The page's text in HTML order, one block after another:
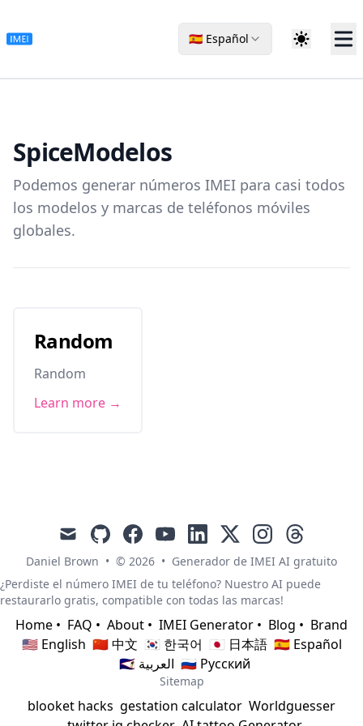
🇪🇸 Español
SpiceModelos
Podemos generar números IMEI para casi todos
los modelos y marcas de teléfonos móviles
globales.
Random
Random
Learn more →
mail githubfacebookyoutubelinkedin
x instagramthreads
Daniel Brown • © 2026 • Generador de IMEI AI gratuito
¿Perdiste el número IMEI de tu teléfono? Nuestro AI puede
restaurarlo gratis, compatible con todas las marcas!
Home • FAQ • About • IMEI Generator • Blog • Brand
🇺🇸 English 🇨🇳 中文 🇰🇷 한국어 🇯🇵 日本語 🇪🇸 Español
🇸🇦 العربية 🇷🇺 Русский
Sitemap
blooket hacks gestation calculator Worldguesser